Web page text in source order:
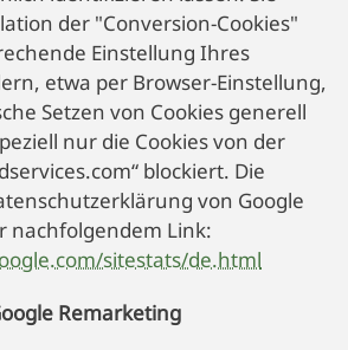
der "Conversion-Cookies"
Einstellung Ihres
etwa per Browser-Einstellung,
Setzen von Cookies generell
nur die Cookies von der
blockiert. Die
von Google
nachfolgendem Link:
sitestats/de.html
Remarketing